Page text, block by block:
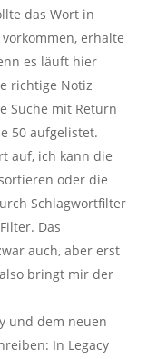
das Wort in
erhalte
es läuft hier
richtige Notiz
Suche mit Return
50 aufgelistet.
auf, ich kann die
oder die
Schlagwortfilter
Das
auch, aber erst
bringt mir der
und dem neuen
In Legacy